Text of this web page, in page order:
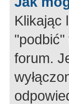
Klikając
forum.